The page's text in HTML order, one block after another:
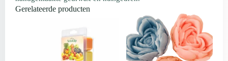
Gerelateerde producten